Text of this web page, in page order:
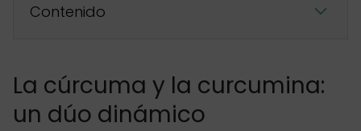
Contenido
La cúrcuma y la curcumina:
un dúo dinámico